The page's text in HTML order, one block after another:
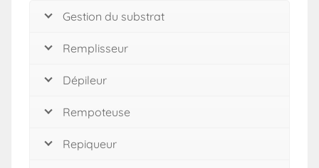
Gestion du substrat
Remplisseur
Dépileur
Rempoteuse
Repiqueur